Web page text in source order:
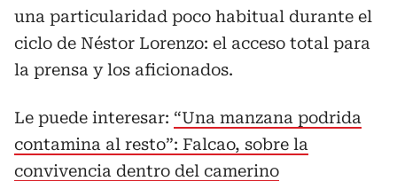
una particularidad poco habitual durante el
ciclo de Néstor Lorenzo: el acceso total para
la prensa y los aficionados.
Le puede interesar: “Una manzana podrida
contamina al resto”: Falcao, sobre la
convivencia dentro del camerino